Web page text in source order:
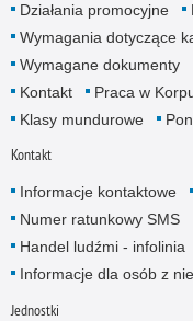
Działania promocyjne
Wymagania dotyczące
Wymagane dokumenty
Kontakt
Praca w
Klasy mundurowe
Kontakt
Informacje kontaktowe
Numer ratunkowy SMS
Handel ludźmi - infolinia
Informacje dla osób z
Jednostki